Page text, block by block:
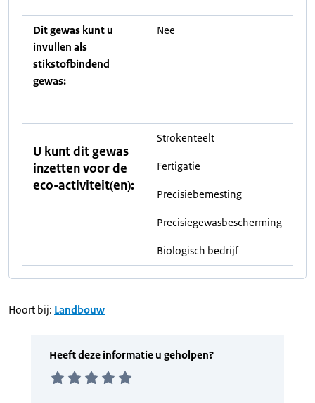
Dit gewas kunt u
invullen als
stikstofbindend
gewas:
Nee
U kunt dit gewas
inzetten voor de
eco-activiteit(en):
Strokenteelt
Fertigatie
Precisiebemesting
Precisiegewasbescherming
Biologisch bedrijf
Hoort bij: Landbouw